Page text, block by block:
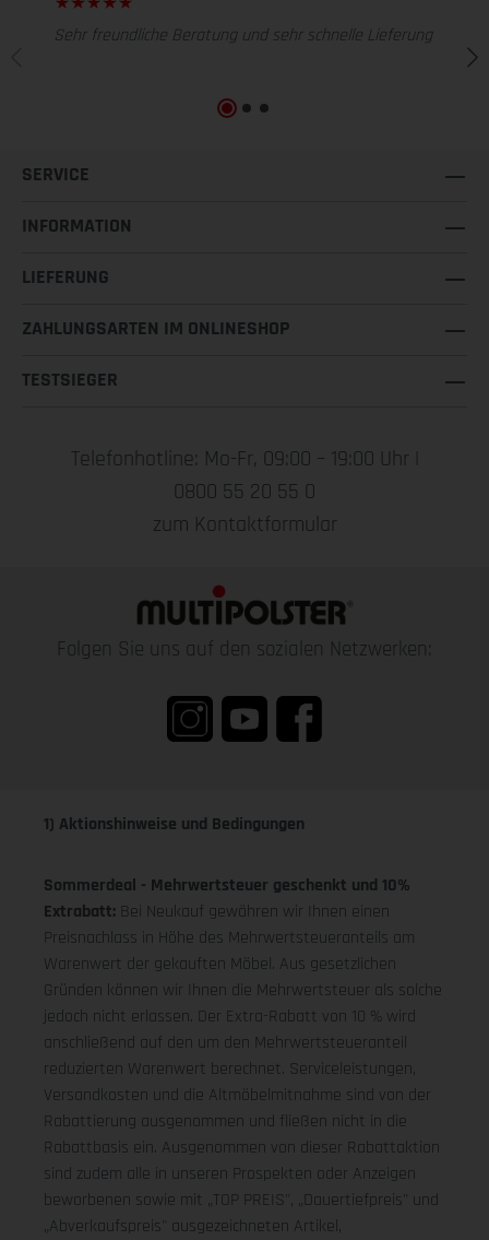
Sehr freundliche Beratung und sehr schnelle Lieferung
SERVICE
INFORMATION
LIEFERUNG
ZAHLUNGSARTEN IM ONLINESHOP
TESTSIEGER
Telefonhotline: Mo-Fr, 09:00 – 19:00 Uhr |
0800 55 20 55 0
zum Kontaktformular
Folgen Sie uns auf den sozialen Netzwerken:
1) Aktionshinweise und Bedingungen
Sommerdeal - Mehrwertsteuer geschenkt und 10%
Extrabatt: Bei Neukauf gewähren wir Ihnen einen
Preisnachlass in Höhe des Mehrwertsteueranteils am
Warenwert der gekauften Möbel. Aus gesetzlichen
Gründen können wir Ihnen die Mehrwertsteuer als solche
jedoch nicht erlassen. Der Extra-Rabatt von 10 % wird
anschließend auf den um den Mehrwertsteueranteil
reduzierten Warenwert berechnet. Serviceleistungen,
Versandkosten und die Altmöbelmitnahme sind von der
Rabattierung ausgenommen und fließen nicht in die
Rabattbasis ein. Ausgenommen von dieser Rabattaktion
sind zudem alle in unseren Prospekten oder Anzeigen
beworbenen sowie mit „TOP PREIS", „Dauertiefpreis" und
„Abverkaufspreis" ausgezeichneten Artikel,